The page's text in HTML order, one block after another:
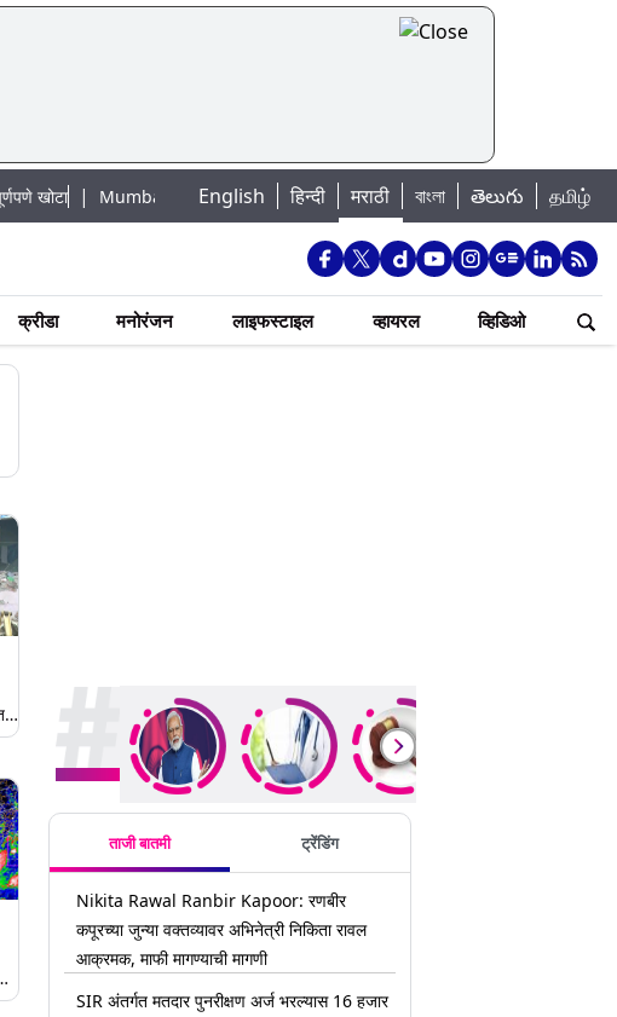
Mumbai Lake Water Levels: मुंबई पाणीपुरवठा अपडेट: शहरातील 7 तलावांमधील जलसाठा
English हिन्दी मराठी বাংলা తెలుగు தமிழ்
क्रीडा मनोरंजन लाइफस्टाइल व्हायरल व्हिडिओ
ताजी बातमी ट्रेंडिंग
Nikita Rawal Ranbir Kapoor: रणबीर
कपूरच्या जुन्या वक्तव्यावर अभिनेत्री निकिता रावल
आक्रमक, माफी मागण्याची मागणी
SIR अंतर्गत मतदार पुनरीक्षण अर्ज भरल्यास 16 हजार